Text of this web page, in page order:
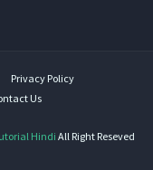
Privacy Policy
Us
HindiAll Right Reseved